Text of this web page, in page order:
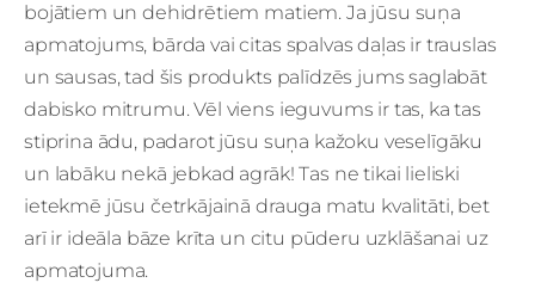
bojātiem un dehidrētiem matiem. Ja jūsu suņa
apmatojums, bārda vai citas spalvas daļas ir trauslas
un sausas, tad šis produkts palīdzēs jums saglabāt
dabisko mitrumu. Vēl viens ieguvums ir tas, ka tas
stiprina ādu, padarot jūsu suņa kažoku veselīgāku
un labāku nekā jebkad agrāk! Tas ne tikai lieliski
ietekmē jūsu četrkājainā drauga matu kvalitāti, bet
arī ir ideāla bāze krīta un citu pūderu uzklāšanai uz
apmatojuma.